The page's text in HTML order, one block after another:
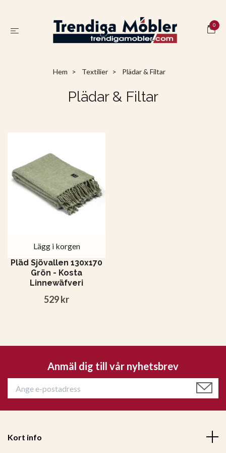
0
Hem Textilier Plädar & Filtar
Plädar & Filtar
Lägg i korgen
Pläd Sjövallen 130x170
Grön - Kosta
Linnewäfveri
529 kr
Anmäl dig till vår nyhetsbrev
Kort info